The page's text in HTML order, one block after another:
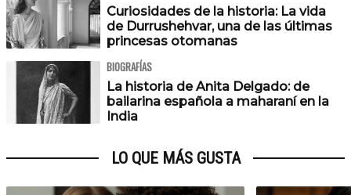
Curiosidades de la historia: La vida
de Durrushehvar, una de las últimas
princesas otomanas
BIOGRAFÍAS
La historia de Anita Delgado: de
bailarina española a maharaní en la
India
LO QUE MÁS GUSTA